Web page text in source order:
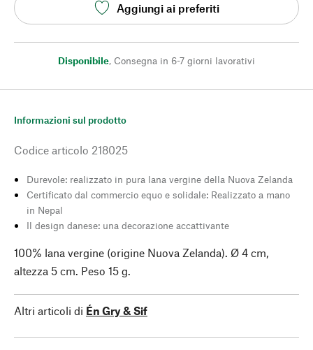
Aggiungi ai preferiti
Disponibile, Consegna in 6-7 giorni lavorativi
Informazioni sul prodotto
Codice articolo 218025
Durevole: realizzato in pura lana vergine della Nuova Zelanda
Certificato dal commercio equo e solidale: Realizzato a mano
in Nepal
Il design danese: una decorazione accattivante
100% lana vergine (origine Nuova Zelanda). Ø 4 cm,
altezza 5 cm. Peso 15 g.
Altri articoli di Én Gry & Sif